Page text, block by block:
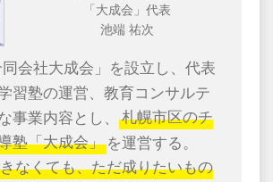
「大成会」代表
池端 祐次
会社大成会」を設立し、代表
習塾の運営、教育コンサルテ
事業内容とし、
札幌市区のチ
塾「大成会」 を運営する。
なくても、ただ成りたいもの